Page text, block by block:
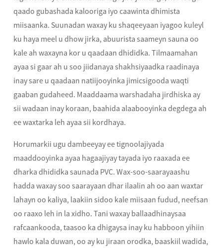
qaado gubashada kalooriga iyo caawinta dhimista
miisaanka. Suunadan waxay ku shaqeeyaan iyagoo kuleyl
ku haya meel u dhow jirka, abuurista saameyn sauna oo
kale ah waxayna kor u qaadaan dhididka. Tilmaamahan
ayaa si gaar ah u soo jiidanaya shakhsiyaadka raadinaya
inay sare u qaadaan natiijooyinka jimicsigooda waqti
gaaban gudaheed. Maaddaama warshadaha jirdhiska ay
sii wadaan inay koraan, baahida alaabooyinka degdega ah
ee waxtarka leh ayaa sii kordhaya.
Horumarkii ugu dambeeyay ee tignoolajiyada
maaddooyinka ayaa hagaajiyay tayada iyo raaxada ee
dharka dhididka saunada PVC. Wax-soo-saarayaashu
hadda waxay soo saarayaan dhar ilaalin ah oo aan waxtar
lahayn oo kaliya, laakiin sidoo kale miisaan fudud, neefsan
oo raaxo leh in la xidho. Tani waxay ballaadhinaysaa
rafcaankooda, taasoo ka dhigaysa inay ku habboon yihiin
hawlo kala duwan, oo ay ku jiraan orodka, baaskiil wadida,